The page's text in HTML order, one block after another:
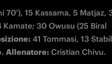
70'), 15 Kassama, 5 Matjaz,
Kamate; 30 Owusu (25 Biral
41 Tommasi, 13
Allenatore: Cristian Chivu.